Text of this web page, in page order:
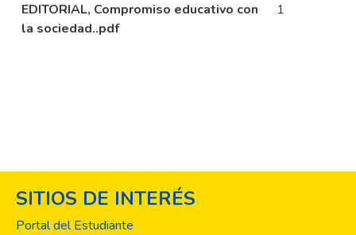
EDITORIAL, Compromiso educativo con
la sociedad..pdf
1
SITIOS DE INTERÉS
Portal del Estudiante